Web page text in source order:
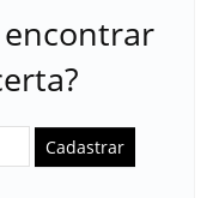
Cadastrar